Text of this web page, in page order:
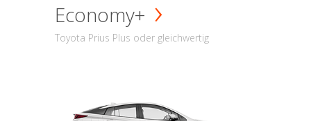
Economy+
Toyota Prius Plus oder gleichwertig